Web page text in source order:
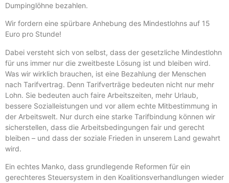
Dumpinglöhne bezahlen.
Wir fordern eine spürbare Anhebung des Mindestlohns auf 15
Euro pro Stunde!
Dabei versteht sich von selbst, dass der gesetzliche Mindestlohn
für uns immer nur die zweitbeste Lösung ist und bleiben wird.
Was wir wirklich brauchen, ist eine Bezahlung der Menschen
nach Tarifvertrag. Denn Tarifverträge bedeuten nicht nur mehr
Lohn. Sie bedeuten auch faire Arbeitszeiten, mehr Urlaub,
bessere Sozialleistungen und vor allem echte Mitbestimmung in
der Arbeitswelt. Nur durch eine starke Tarifbindung können wir
sicherstellen, dass die Arbeitsbedingungen fair und gerecht
bleiben – und dass der soziale Frieden in unserem Land gewahrt
wird.
Ein echtes Manko, dass grundlegende Reformen für ein
gerechteres Steuersystem in den Koalitionsverhandlungen wieder